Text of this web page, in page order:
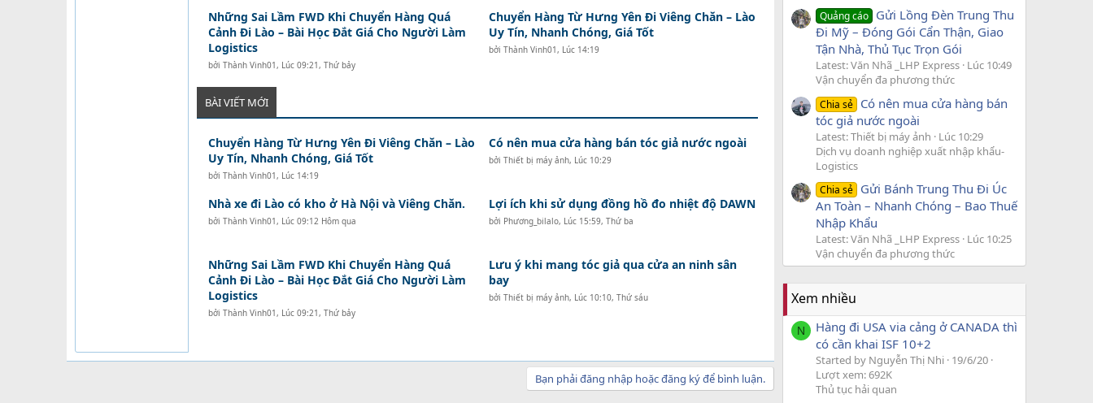
Những Sai Lầm FWD Khi Chuyển Hàng Quá
Cảnh Đi Lào – Bài Học Đắt Giá Cho Người Làm
Logistics
bởi Thành Vinh01, Lúc 09:21, Thứ bảy
Chuyển Hàng Từ Hưng Yên Đi Viêng Chăn – Lào
Uy Tín, Nhanh Chóng, Giá Tốt
bởi Thành Vinh01, Lúc 14:19
BÀI VIẾT MỚI
Chuyển Hàng Từ Hưng Yên Đi Viêng Chăn – Lào
Uy Tín, Nhanh Chóng, Giá Tốt
bởi Thành Vinh01, Lúc 14:19
Có nên mua cửa hàng bán tóc giả nước ngoài
bởi Thiết bị máy ảnh, Lúc 10:29
Nhà xe đi Lào có kho ở Hà Nội và Viêng Chăn.
bởi Thành Vinh01, Lúc 09:12 Hôm qua
Lợi ích khi sử dụng đồng hồ đo nhiệt độ DAWN
bởi Phương_bilalo, Lúc 15:59, Thứ ba
Những Sai Lầm FWD Khi Chuyển Hàng Quá
Cảnh Đi Lào – Bài Học Đắt Giá Cho Người Làm
Logistics
bởi Thành Vinh01, Lúc 09:21, Thứ bảy
Lưu ý khi mang tóc giả qua cửa an ninh sân
bay
bởi Thiết bị máy ảnh, Lúc 10:10, Thứ sáu
Bạn phải đăng nhập hoặc đăng ký để bình luận.
Quảng cáo Gửi Lồng Đèn Trung Thu
Đi Mỹ – Đóng Gói Cẩn Thận, Giao
Tận Nhà, Thủ Tục Trọn Gói
Latest: Văn Nhã _LHP Express Lúc 10:49
Vận chuyển đa phương thức
Chia sẻ Có nên mua cửa hàng bán
tóc giả nước ngoài
Latest: Thiết bị máy ảnh
Lúc 10:29
Dịch vụ doanh nghiệp xuất nhập khẩu-
Logistics
Chia sẻ Gửi Bánh Trung Thu Đi Úc
An Toàn – Nhanh Chóng – Bao Thuế
Nhập Khẩu
Latest: Văn Nhã _LHP Express Lúc 10:25
Vận chuyển đa phương thức
Xem nhiều
N
Hàng đi USA via cảng ở CANADA thì
có cần khai ISF 10+2
Started by Nguyễn Thị Nhi 19/6/20
Lượt xem: 692K
Thủ tục hải quan